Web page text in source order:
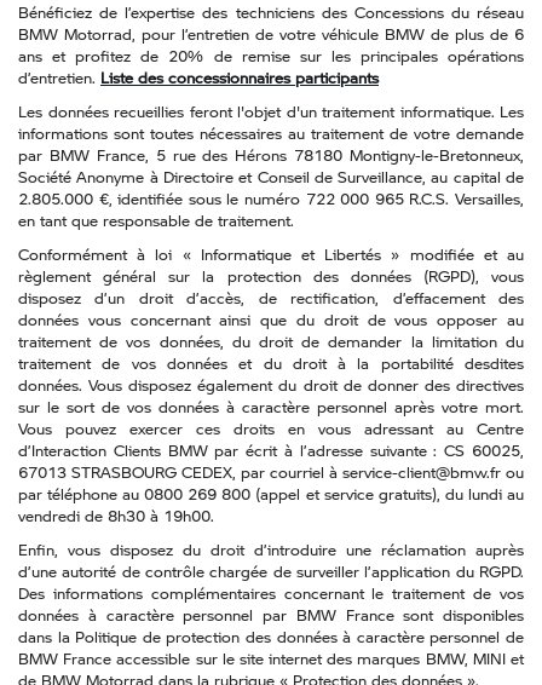
Bénéficiez de l’expertise des techniciens des Concessions du réseau
BMW Motorrad, pour l’entretien de votre véhicule BMW de plus de 6
ans et profitez de 20% de remise sur les principales opérations
d’entretien. Liste des concessionnaires participants
Les données recueillies feront l'objet d'un traitement informatique. Les
informations sont toutes nécessaires au traitement de votre demande
par BMW France, 5 rue des Hérons 78180 Montigny-le-Bretonneux,
Société Anonyme à Directoire et Conseil de Surveillance, au capital de
2.805.000 €, identifiée sous le numéro 722 000 965 R.C.S. Versailles,
en tant que responsable de traitement.
Conformément à loi « Informatique et Libertés » modifiée et au
règlement général sur la protection des données (RGPD), vous
disposez d’un droit d’accès, de rectification, d’effacement des
données vous concernant ainsi que du droit de vous opposer au
traitement de vos données, du droit de demander la limitation du
traitement de vos données et du droit à la portabilité desdites
données. Vous disposez également du droit de donner des directives
sur le sort de vos données à caractère personnel après votre mort.
Vous pouvez exercer ces droits en vous adressant au Centre
d’Interaction Clients BMW par écrit à l’adresse suivante : CS 60025,
67013 STRASBOURG CEDEX, par courriel à service-client@bmw.fr ou
par téléphone au 0800 269 800 (appel et service gratuits), du lundi au
vendredi de 8h30 à 19h00.
Enfin, vous disposez du droit d’introduire une réclamation auprès
d’une autorité de contrôle chargée de surveiller l’application du RGPD.
Des informations complémentaires concernant le traitement de vos
données à caractère personnel par BMW France sont disponibles
dans la Politique de protection des données à caractère personnel de
BMW France accessible sur le site internet des marques BMW, MINI et
de BMW Motorrad dans la rubrique « Protection des données ».